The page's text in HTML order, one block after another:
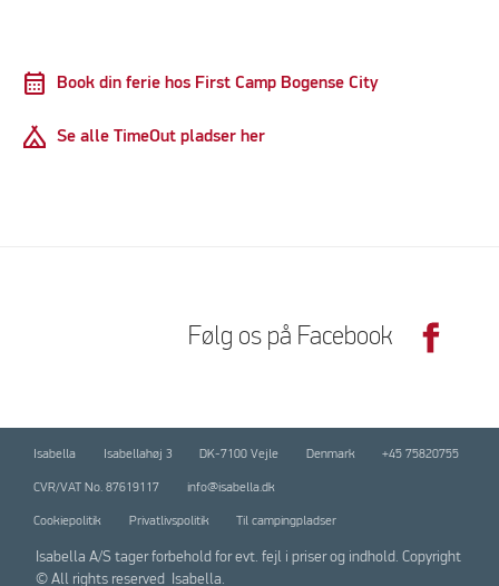
calendar_month Book din ferie hos First Camp Bogense City
Camping Se alle TimeOut pladser her
Følg os på Facebook
Isabella Isabellahøj 3 DK-7100 Vejle Denmark +45 75820755
CVR/VAT No. 87619117 info@isabella.dk
Cookiepolitik Privatlivspolitik Til campingpladser
Isabella A/S tager forbehold for evt. fejl i priser og indhold. Copyright
© All rights reserved Isabella.